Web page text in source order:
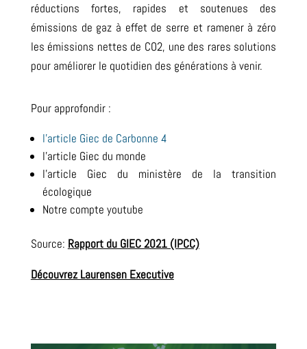
réductions fortes, rapides et soutenues des
émissions de gaz à effet de serre et ramener à zéro
les émissions nettes de CO2, une des rares solutions
pour améliorer le quotidien des générations à venir.
Pour approfondir :
l’article Giec de Carbonne 4
l’article Giec du monde
l’article Giec du ministère de la transition
écologique
Notre compte youtube
Source: Rapport du GIEC 2021 (IPCC)
Découvrez Laurensen Executive